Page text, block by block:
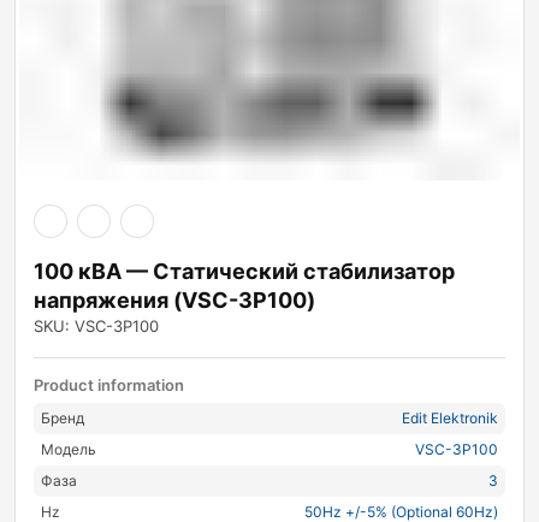
100 кВА — Статический стабилизатор
напряжения (VSC-3P100)
SKU: VSC-3P100
Product information
Бренд
Edit Elektronik
Модель
VSC-3P100
Фаза
3
Hz
50Hz +/-5% (Optional 60Hz)